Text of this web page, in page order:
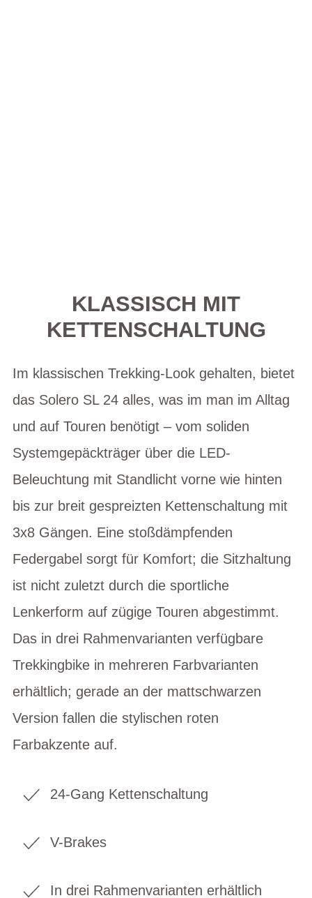
KLASSISCH MIT
KETTENSCHALTUNG
Im klassischen Trekking-Look gehalten, bietet
das Solero SL 24 alles, was im man im Alltag
und auf Touren benötigt – vom soliden
Systemgepäckträger über die LED-
Beleuchtung mit Standlicht vorne wie hinten
bis zur breit gespreizten Kettenschaltung mit
3x8 Gängen. Eine stoßdämpfenden
Federgabel sorgt für Komfort; die Sitzhaltung
ist nicht zuletzt durch die sportliche
Lenkerform auf zügige Touren abgestimmt.
Das in drei Rahmenvarianten verfügbare
Trekkingbike in mehreren Farbvarianten
erhältlich; gerade an der mattschwarzen
Version fallen die stylischen roten
Farbakzente auf.
24-Gang Kettenschaltung
V-Brakes
In drei Rahmenvarianten erhältlich